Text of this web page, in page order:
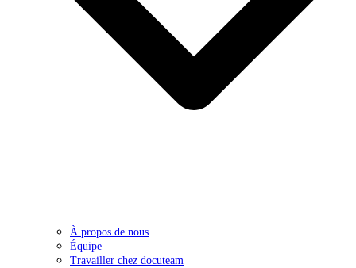
À propos de nous
Équipe
Travailler chez docuteam